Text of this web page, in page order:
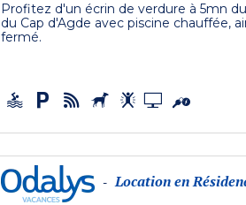
Profitez d'un écrin de verdure à 5mn
du Cap d'Agde avec piscine chauffée,
fermé.
- Location en